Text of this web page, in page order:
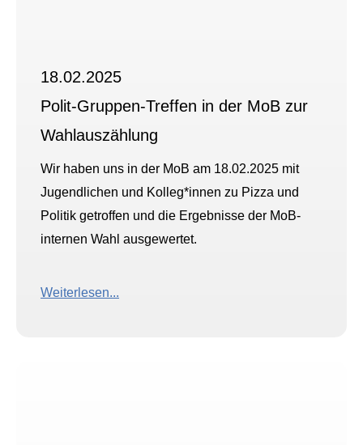
18.02.2025
Polit-Gruppen-Treffen in der MoB zur
Wahlauszählung
Wir haben uns in der MoB am 18.02.2025 mit
Jugendlichen und Kolleg*innen zu Pizza und
Politik getroffen und die Ergebnisse der MoB-
internen Wahl ausgewertet.
Weiterlesen...